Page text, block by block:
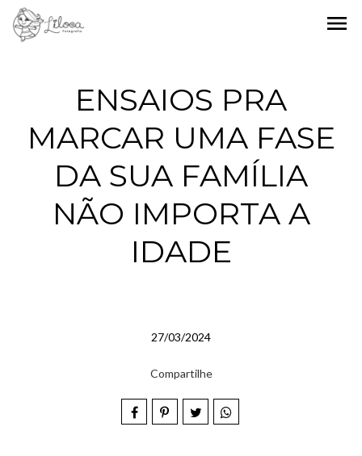
menu
ENSAIOS PRA
MARCAR UMA FASE
DA SUA FAMÍLIA
NÃO IMPORTA A
IDADE
27/03/2024
Compartilhe